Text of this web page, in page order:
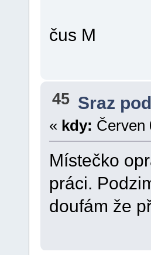
čus M
45 Sraz
« kdy: Červen
Místečko
práci.
doufám že